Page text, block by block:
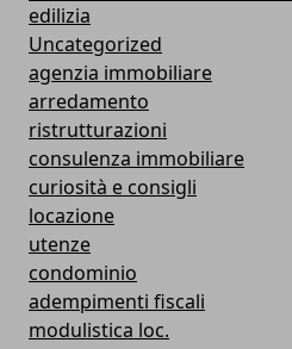
edilizia
Uncategorized
agenzia immobiliare
arredamento
ristrutturazioni
consulenza immobiliare
curiosità e consigli
locazione
utenze
condominio
adempimenti fiscali
modulistica loc.